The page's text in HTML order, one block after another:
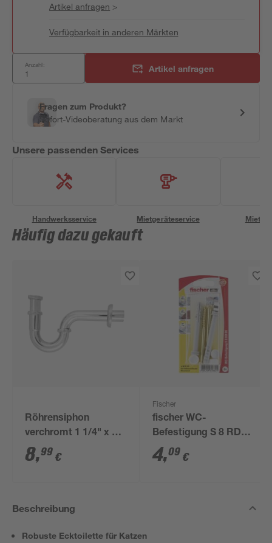
Artikel anfragen >
Verfügbarkeit in anderen Märkten
Anzahl: Artikel anfragen
Fragen zum Produkt?
Sofort-Videoberatung aus dem Markt
Unsere passenden Services
Handwerksservice Mietgeräteservice
Häufig dazu gekauft
Röhrensiphon
verchromt 1 1/4" x 32
mm
8,99 €
Fischer
fischer WC-
Befestigung S 8 RD
80 2 Stück
4,09 €
Beschreibung
Robuste Ecktoilette für Katzen